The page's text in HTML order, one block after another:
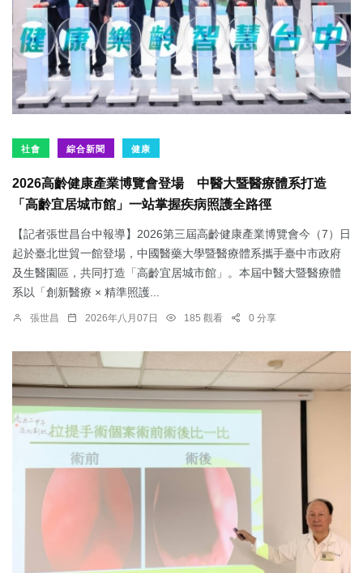
社會 綜合新聞 健康
2026高齡健康產業博覽會登場 中醫大暨醫療體系打造
「高齡宜居城市館」一站掌握疾病照護全路徑
【記者張世昌台中報導】2026第三屆高齡健康產業博覽會今（7）日
起於臺北世貿一館登場，中國醫藥大學暨醫療體系攜手臺中市政府
及生醫園區，共同打造「高齡宜居城市館」。本屆中醫大暨醫療體
系以「創新醫療 × 精準照護...
張世昌 2026年八月07日 185 觀看 0 分享